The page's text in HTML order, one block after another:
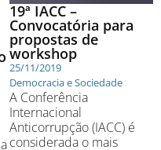
19ª IACC –
Convocatória para
propostas de
workshop
25/11/2019
Democracia e Sociedade
A Conferência
Internacional
Anticorrupção (IACC) é
considerada o mais